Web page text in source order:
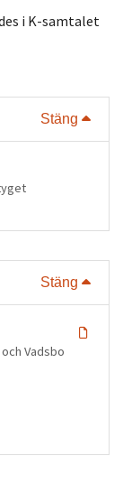
i K-samtalet
Stäng Visa
Stäng Visa
Vadsbo